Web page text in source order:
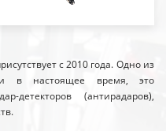
с 2010 года. Одно из
в настоящее время, это
детекторов (антирадаров),